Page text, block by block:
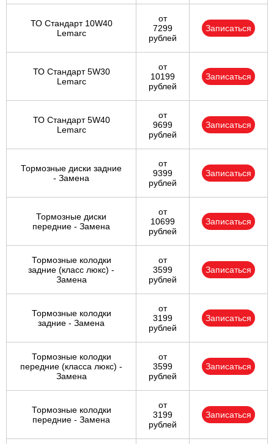
ТО Стандарт 10W40
Lemarc
от
7299
рублей
Записаться
ТО Стандарт 5W30
Lemarc
от
10199
рублей
Записаться
ТО Стандарт 5W40
Lemarc
от
9699
рублей
Записаться
Тормозные диски задние
- Замена
от
9399
рублей
Записаться
Тормозные диски
передние - Замена
от
10699
рублей
Записаться
Тормозные колодки
задние (класс люкс) -
Замена
от
3599
рублей
Записаться
Тормозные колодки
задние - Замена
от
3199
рублей
Записаться
Тормозные колодки
передние (класса люкс) -
Замена
от
3599
рублей
Записаться
Тормозные колодки
передние - Замена
от
3199
рублей
Записаться